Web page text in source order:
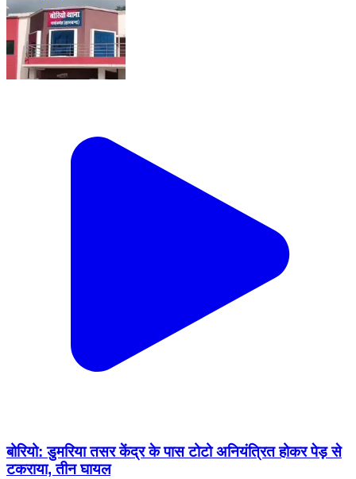
बोरियो: डुमरिया तसर केंद्र के पास टोटो अनियंत्रित होकर पेड़ से
टकराया, तीन घायल